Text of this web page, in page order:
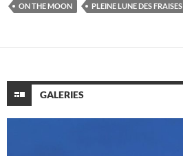
ON THE MOON PLEINE LUNE DES FRAISES
GALERIES